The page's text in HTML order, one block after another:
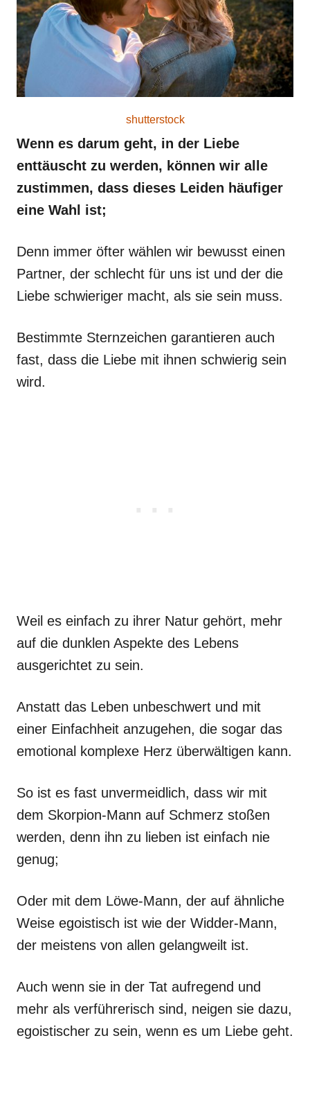
shutterstock
Wenn es darum geht, in der Liebe
enttäuscht zu werden, können wir alle
zustimmen, dass dieses Leiden häufiger
eine Wahl ist;
Denn immer öfter wählen wir bewusst einen
Partner, der schlecht für uns ist und der die
Liebe schwieriger macht, als sie sein muss.
Bestimmte Sternzeichen garantieren auch
fast, dass die Liebe mit ihnen schwierig sein
wird.
Weil es einfach zu ihrer Natur gehört, mehr
auf die dunklen Aspekte des Lebens
ausgerichtet zu sein.
Anstatt das Leben unbeschwert und mit
einer Einfachheit anzugehen, die sogar das
emotional komplexe Herz überwältigen kann.
So ist es fast unvermeidlich, dass wir mit
dem Skorpion-Mann auf Schmerz stoßen
werden, denn ihn zu lieben ist einfach nie
genug;
Oder mit dem Löwe-Mann, der auf ähnliche
Weise egoistisch ist wie der Widder-Mann,
der meistens von allen gelangweilt ist.
Auch wenn sie in der Tat aufregend und
mehr als verführerisch sind, neigen sie dazu,
egoistischer zu sein, wenn es um Liebe geht.